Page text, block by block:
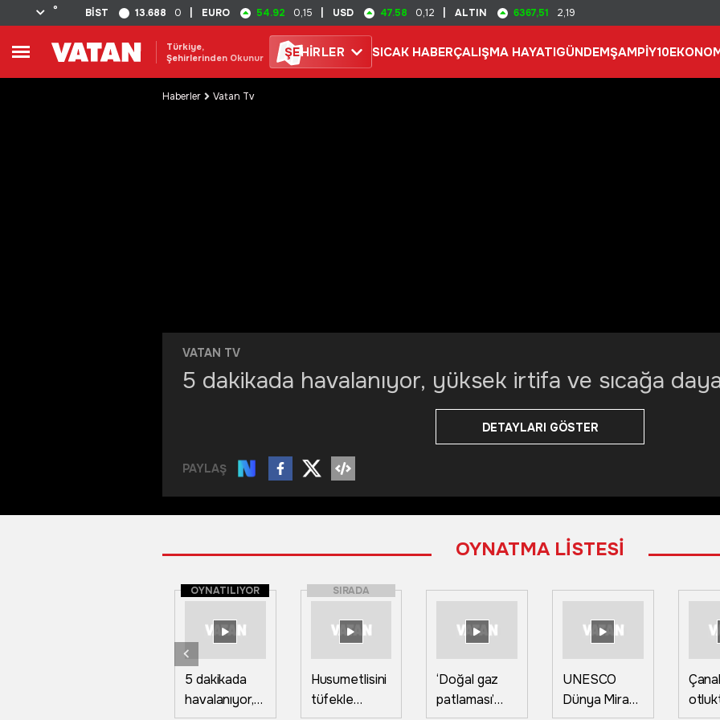
° BİST 13.688 0 EURO 54.92 0,15 USD 47.58 0,12 ALTIN 6367,51 2,19
Türkiye,
Şehirlerinden Okunur
ŞEHİRLER SICAK HABERÇALIŞMA HAYATIGÜNDEMŞAMPİY10
Haberler Vatan Tv
VATAN TV
5 dakikada havalanıyor, yüksek irtifa ve sıcağa
DETAYLARI GÖSTER
PAYLAŞ
OYNATMA LİSTESİ
OYNATILIYOR
5 dakikada
havalanıyor,
SIRADA
Husumetlisini
tüfekle
‘Doğal gaz
patlaması’
UNESCO
Dünya Miras